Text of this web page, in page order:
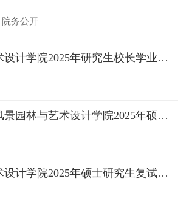
院务公开
风景园林与艺术设计学院2025年研究生校长学业奖学金拟推荐名单公示
湖南农业大学风景园林与艺术设计学院2025年硕士研究生调剂公告
风景园林与艺术设计学院2025年硕士研究生复试成绩公示（持续更新）